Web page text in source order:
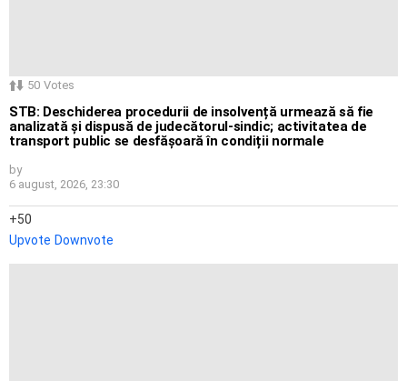
50 Votes
STB: Deschiderea procedurii de insolvență urmează să fie
analizată și dispusă de judecătorul-sindic; activitatea de
transport public se desfășoară în condiții normale
by
6 august, 2026, 23:30
50
Upvote Downvote